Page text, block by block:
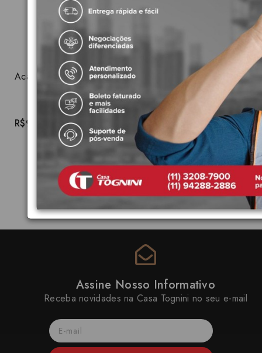
R$939,51
Assine Nosso Informativo
Receba novidades na Casa Tognini no seu e-mail